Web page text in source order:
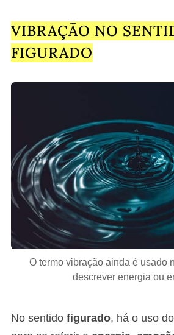
VIBRAÇÃO NO
FIGURADO
O termo vibração ainda é usado
descrever energia ou
No sentido figurado, há o uso